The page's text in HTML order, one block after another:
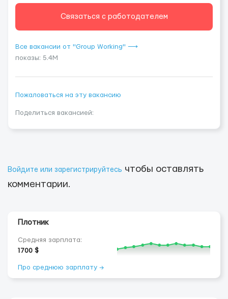
Связаться с работодателем
Все вакансии от "Group Working" ⟶
показы: 5.4M
Пожаловаться на эту вакансию
Поделиться вакансией:
Войдите или зарегистрируйтесь чтобы оставлять
комментарии.
Плотник
Средняя зарплата:
1700 $
Про среднюю зарплату →